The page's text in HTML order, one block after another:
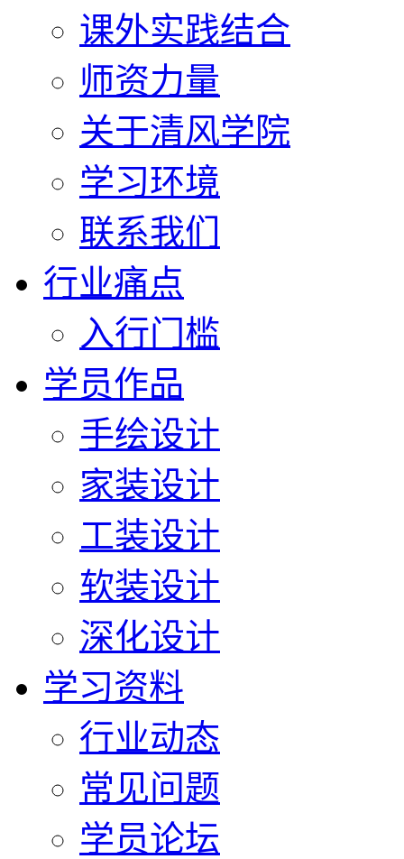
课外实践结合
师资力量
关于清风学院
学习环境
联系我们
行业痛点
入行门槛
学员作品
手绘设计
家装设计
工装设计
软装设计
深化设计
学习资料
行业动态
常见问题
学员论坛